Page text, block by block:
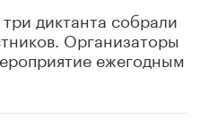
диктанта собрали
Организаторы
ежегодным